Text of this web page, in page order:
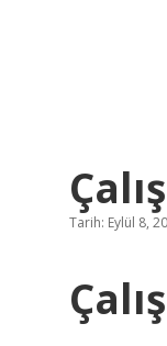
Tarih: Eylül 8,